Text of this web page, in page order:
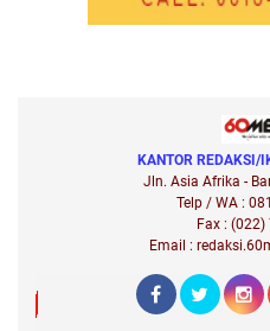
KANTOR REDAKSI/
Jln. Asia Afrika -
Telp / WA :
Fax :
Email :